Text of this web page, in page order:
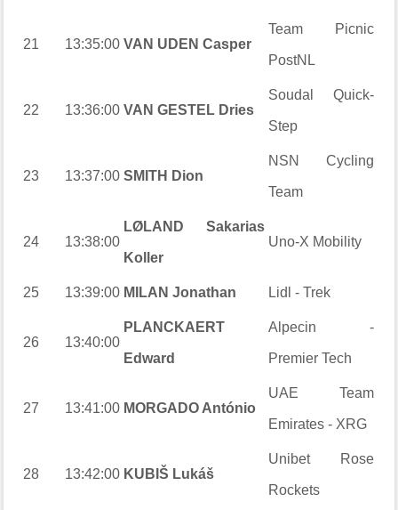
21 13:35:00 VAN UDEN Casper
Team Picnic
PostNL
22 13:36:00 VAN GESTEL Dries
Soudal Quick-
Step
23 13:37:00 SMITH Dion
NSN Cycling
Team
24 13:38:00
LØLAND Sakarias
Koller
Uno-X Mobility
25 13:39:00 MILAN Jonathan Lidl - Trek
26 13:40:00
PLANCKAERT
Edward
Alpecin -
Premier Tech
27 13:41:00 MORGADO António
UAE Team
Emirates - XRG
28 13:42:00 KUBIŠ Lukáš
Unibet Rose
Rockets